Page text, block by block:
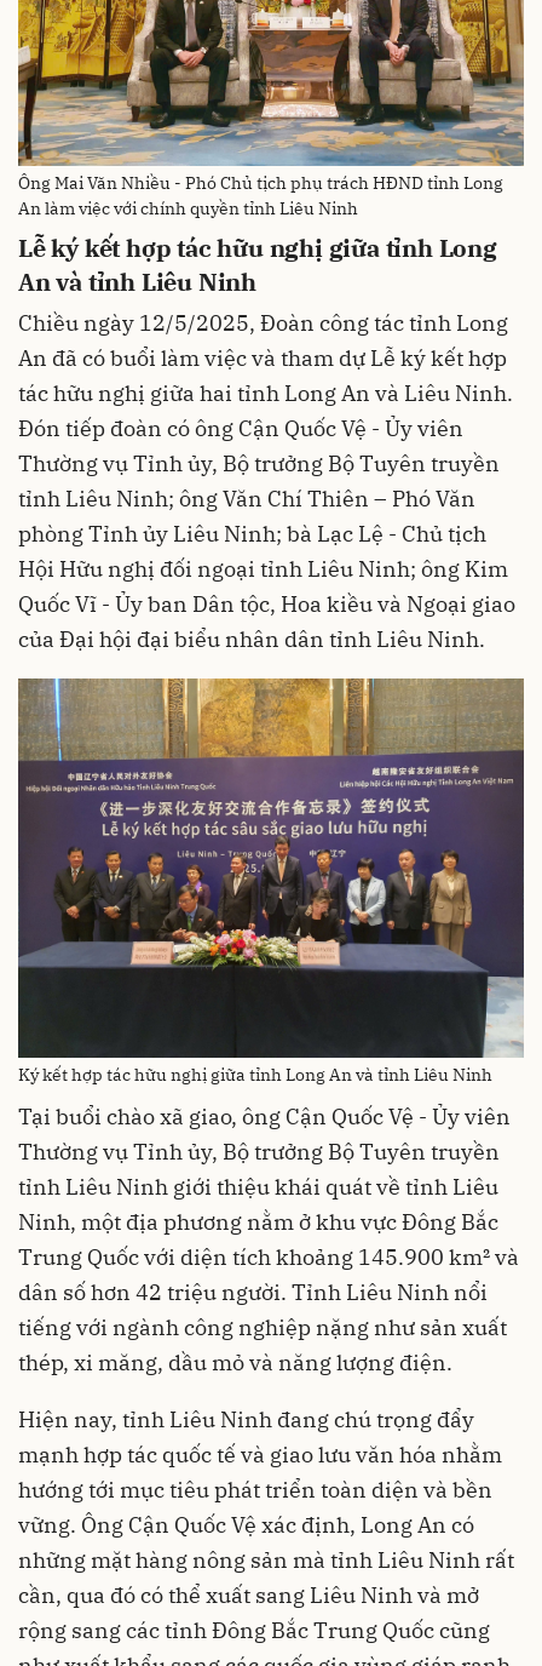
Ông Mai Văn Nhiều - Phó Chủ tịch phụ trách HĐND tỉnh Long
An làm việc với chính quyền tỉnh Liêu Ninh
Lễ ký kết hợp tác hữu nghị giữa tỉnh Long
An và tỉnh Liêu Ninh
Chiều ngày 12/5/2025, Đoàn công tác tỉnh Long
An đã có buổi làm việc và tham dự Lễ ký kết hợp
tác hữu nghị giữa hai tỉnh Long An và Liêu Ninh.
Đón tiếp đoàn có ông Cận Quốc Vệ - Ủy viên
Thường vụ Tỉnh ủy, Bộ trưởng Bộ Tuyên truyền
tỉnh Liêu Ninh; ông Văn Chí Thiên – Phó Văn
phòng Tỉnh ủy Liêu Ninh; bà Lạc Lệ - Chủ tịch
Hội Hữu nghị đối ngoại tỉnh Liêu Ninh; ông Kim
Quốc Vĩ - Ủy ban Dân tộc, Hoa kiều và Ngoại giao
của Đại hội đại biểu nhân dân tỉnh Liêu Ninh.
Ký kết hợp tác hữu nghị giữa tỉnh Long An và tỉnh Liêu Ninh
Tại buổi chào xã giao, ông Cận Quốc Vệ - Ủy viên
Thường vụ Tỉnh ủy, Bộ trưởng Bộ Tuyên truyền
tỉnh Liêu Ninh giới thiệu khái quát về tỉnh Liêu
Ninh, một địa phương nằm ở khu vực Đông Bắc
Trung Quốc với diện tích khoảng 145.900 km² và
dân số hơn 42 triệu người. Tỉnh Liêu Ninh nổi
tiếng với ngành công nghiệp nặng như sản xuất
thép, xi măng, dầu mỏ và năng lượng điện.
Hiện nay, tỉnh Liêu Ninh đang chú trọng đẩy
mạnh hợp tác quốc tế và giao lưu văn hóa nhằm
hướng tới mục tiêu phát triển toàn diện và bền
vững. Ông Cận Quốc Vệ xác định, Long An có
những mặt hàng nông sản mà tỉnh Liêu Ninh rất
cần, qua đó có thể xuất sang Liêu Ninh và mở
rộng sang các tỉnh Đông Bắc Trung Quốc cũng